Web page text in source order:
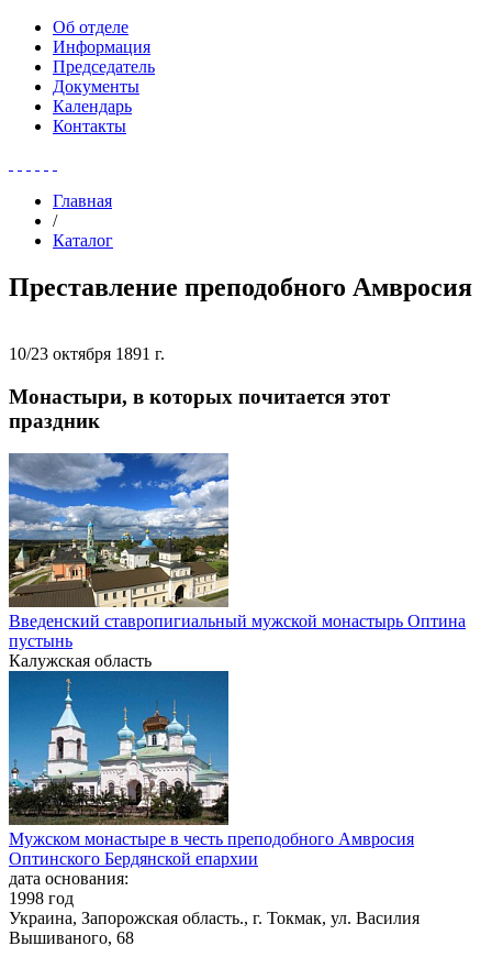
Об отделе
Информация
Председатель
Документы
Календарь
Контакты
Главная
/
Каталог
Преставление преподобного Амвросия
10/23 октября 1891 г.
Монастыри, в которых почитается этот
праздник
Введенский ставропигиальный мужской монастырь Оптина
пустынь
Калужская область
Мужском монастыре в честь преподобного Амвросия
Оптинского Бердянской епархии
дата основания:
1998 год
Украина, Запорожская область., г. Токмак, ул. Василия
Вышиваного, 68